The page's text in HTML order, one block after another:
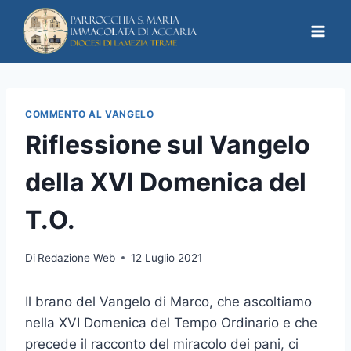
COMMENTO AL VANGELO
Riflessione sul Vangelo
della XVI Domenica del
T.O.
Di Redazione Web 12 Luglio 2021
Il brano del Vangelo di Marco, che ascoltiamo
nella XVI Domenica del Tempo Ordinario e che
precede il racconto del miracolo dei pani, ci